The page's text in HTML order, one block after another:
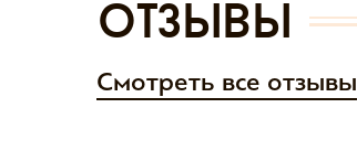
отзывы
Смотреть все отзывы